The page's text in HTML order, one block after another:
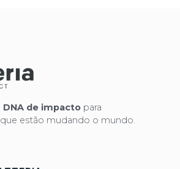
de impacto para
estão mudando o mundo.